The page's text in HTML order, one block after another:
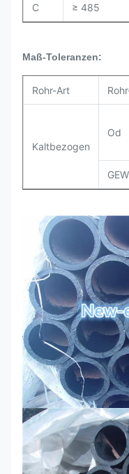
C ≥ 485
Maß-Toleranzen:
Rohr-Art
Kaltbezogen
Od